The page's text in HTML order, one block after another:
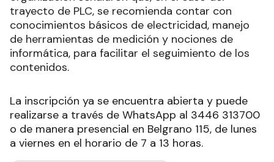
trayecto de PLC, se recomienda contar con
conocimientos básicos de electricidad, manejo
de herramientas de medición y nociones de
informática, para facilitar el seguimiento de los
contenidos.
La inscripción ya se encuentra abierta y puede
realizarse a través de WhatsApp al 3446 313700
o de manera presencial en Belgrano 115, de lunes
a viernes en el horario de 7 a 13 horas.